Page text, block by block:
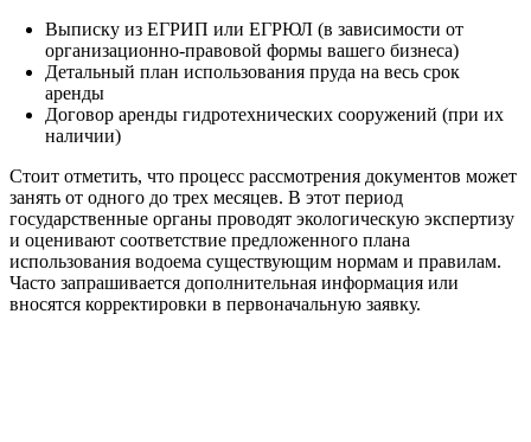
Выписку из ЕГРИП или ЕГРЮЛ (в зависимости от
организационно-правовой формы вашего бизнеса)
Детальный план использования пруда на весь срок
аренды
Договор аренды гидротехнических сооружений (при их
наличии)
Стоит отметить, что процесс рассмотрения документов может
занять от одного до трех месяцев. В этот период
государственные органы проводят экологическую экспертизу
и оценивают соответствие предложенного плана
использования водоема существующим нормам и правилам.
Часто запрашивается дополнительная информация или
вносятся корректировки в первоначальную заявку.